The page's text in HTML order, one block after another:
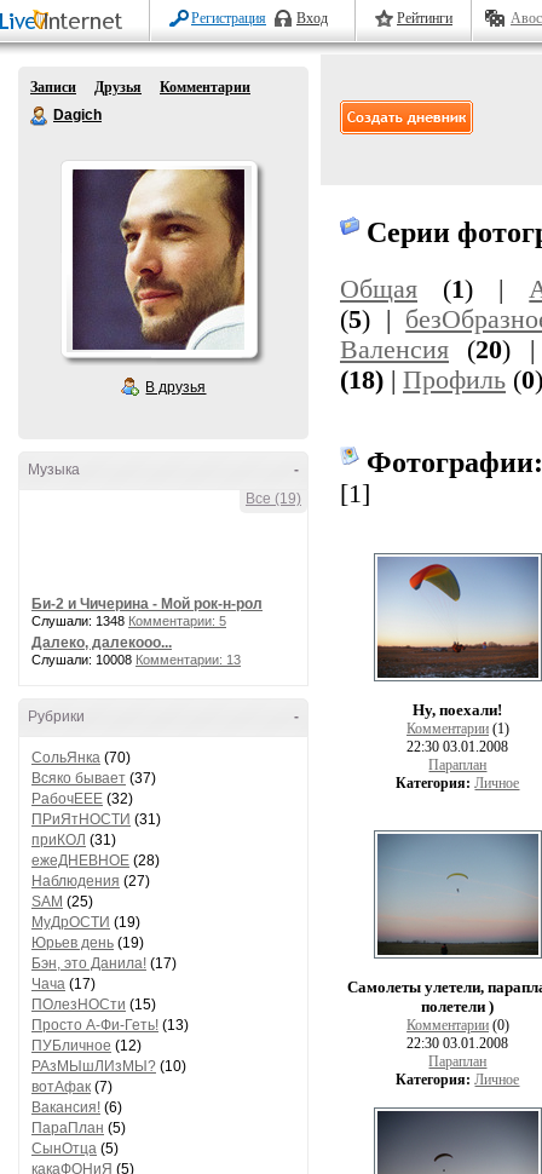
Регистрация Вход Рейтинги
Записи Друзья
Комментарии
Dagich
В друзья
-
Музыка
Все (19)
Би-2 и Чичерина - Мой рок-н-рол
Слушали: 1348 Комментарии: 5
Далеко, далекооо...
Слушали: 10008 Комментарии: 13
-
Рубрики
СольЯнка (70)
Всяко бывает (37)
РабочЕЕЕ (32)
ПРиЯтНОСТИ (31)
приКОЛ (31)
ежеДНЕВНОЕ (28)
Наблюдения (27)
SAM (25)
МуДрОСТИ (19)
Юрьев день (19)
Бэн, это Данила! (17)
Чача (17)
ПОлезНОСти (15)
Просто А-Фи-Геть! (13)
ПУБличное (12)
РАзМЫшЛИзМЫ? (10)
вотАфак (7)
Вакансия! (6)
ПараПлан (5)
СынОтца (5)
какаФОНиЯ (5)
Серии
Общая (1) |
(5) |
Валенсия (20)
(18) | Профиль (0
[1]
Ну, поехали!
Комментарии (1)
22:30 03.01.2008
Параплан
Категория: Личное
Самолеты улетели,
полетели )
Комментарии (0)
22:30 03.01.2008
Параплан
Категория: Личное